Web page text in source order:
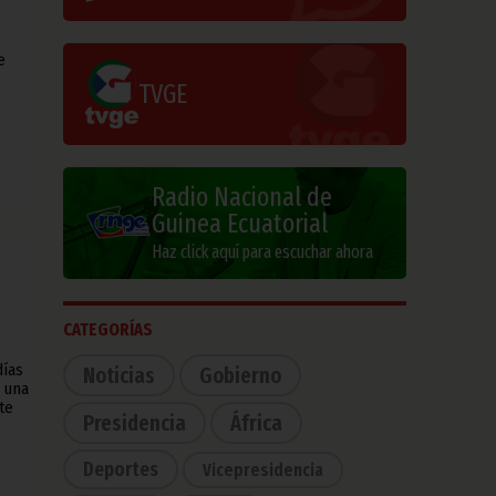
TVGE
Radio Nacional de
Guinea Ecuatorial
Haz click aquí para escuchar ahora
CATEGORÍAS
Noticias
Gobierno
Presidencia
África
Deportes Vicepresidencia